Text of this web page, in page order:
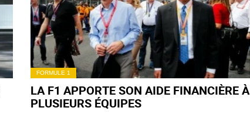
FORMULE 1
LA F1 APPORTE SON AIDE FINANCIÈRE À
PLUSIEURS ÉQUIPES